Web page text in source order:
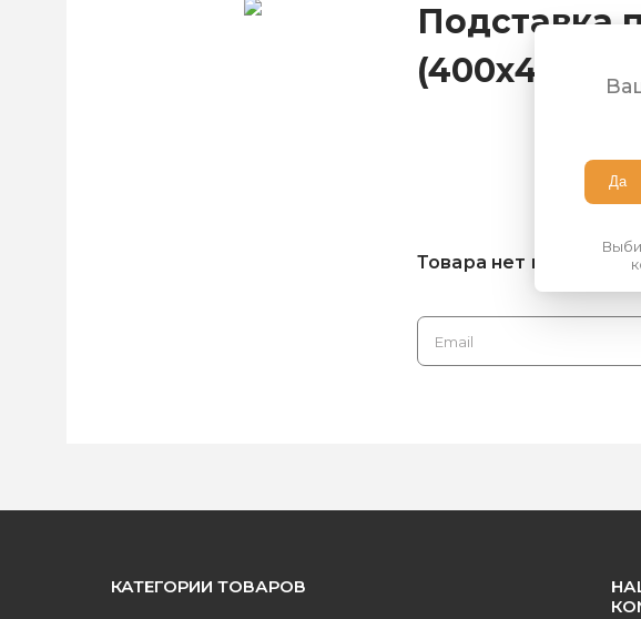
Подставка
Товара нет на складе,
КАТЕГОРИИ ТОВАРОВ